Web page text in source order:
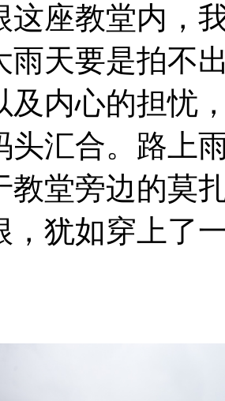
这座教堂内，
雨天要是拍不
及内心的担忧
头汇合。路上
教堂旁边的莫
，犹如穿上了